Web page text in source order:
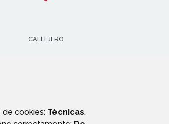
de cookies: Técnicas,
CALLEJERO